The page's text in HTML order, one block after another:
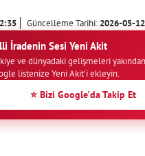
Güncelleme Tarihi:2026-05-
İradenin Sesi Yeni Akit
ve dünyadaki gelişmeleri
listenize Yeni Akit'i ekleyin.
⭐ Bizi Google'da Takip Et